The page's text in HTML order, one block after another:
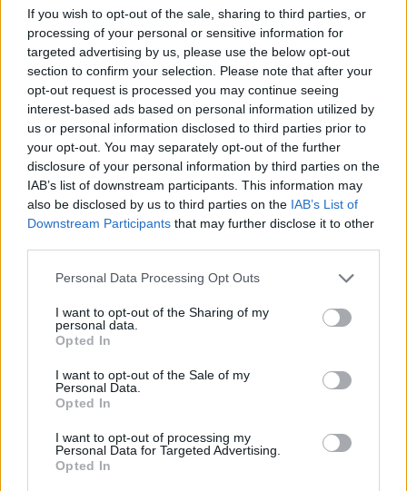
If you wish to opt-out of the sale, sharing to third parties, or
processing of your personal or sensitive information for
targeted advertising by us, please use the below opt-out
section to confirm your selection. Please note that after your
opt-out request is processed you may continue seeing
interest-based ads based on personal information utilized by
us or personal information disclosed to third parties prior to
your opt-out. You may separately opt-out of the further
disclosure of your personal information by third parties on the
IAB’s list of downstream participants. This information may
also be disclosed by us to third parties on the IAB’s List of
Downstream Participants that may further disclose it to other
Please note that this website/app uses one or more Google
not limited to your visit or usage behaviour. You may click to
grant or deny consent to Google and its third-party tags to
use your data for below specified purposes in below Google
consent section.
Personal Data Processing Opt Outs
I want to opt-out of the Sharing of my
personal data.
Opted In
I want to opt-out of the Sale of my
Personal Data.
Opted In
I want to opt-out of processing my
Personal Data for Targeted Advertising.
Opted In
На этих выходных тульский Арсенал и ставропольское
Динамо устроили один из самых нелепых
перформансов, которые только можно увидеть на...
Джален Рейнольдс подписал
контракт с Чжэцзяном
19/АВГ/19 10:42
Бывший
центровой Зенита Джален
Рейнольдс подписал контракт с
китайским Чжэцзяном
с Беиджин Дакс
07/ИЮЛ/19 20:03
Поднебесной.
однолетний контракт с
Чжэцзян Лайонс